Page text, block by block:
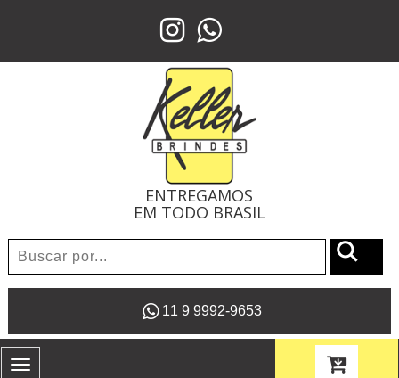
ENTREGAMOS
EM TODO BRASIL
11 9 9992-9653
Toggle